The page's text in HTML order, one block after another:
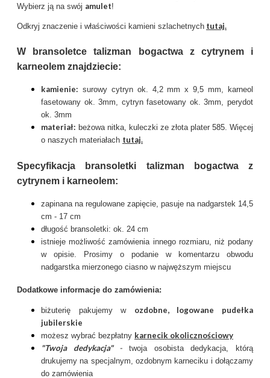
Wybierz ją na swój amulet!
Odkryj znaczenie i właściwości kamieni szlachetnych tutaj.
W bransoletce talizman bogactwa z cytrynem i
karneolem znajdziecie:
kamienie: surowy cytryn ok. 4,2 mm x 9,5 mm, karneol
fasetowany ok. 3mm, cytryn fasetowany ok. 3mm, perydot
ok. 3mm
materiał: beżowa nitka, kuleczki ze złota plater 585. Więcej
o naszych materiałach tutaj.
Specyfikacja bransoletki talizman bogactwa z
cytrynem i karneolem:
zapinana na regulowane zapięcie, pasuje na nadgarstek 14,5
cm - 17 cm
długość bransoletki: ok. 24 cm
istnieje możliwość zamówienia innego rozmiaru, niż podany
w opisie. Prosimy o podanie w komentarzu obwodu
nadgarstka mierzonego ciasno w najwęższym miejscu
Dodatkowe informacje do zamówienia:
biżuterię pakujemy w ozdobne, logowane pudełka
jubilerskie
możesz wybrać bezpłatny karnecik okolicznościowy
"Twoja dedykacja"-twoja osobista dedykacja, którą
drukujemy na specjalnym, ozdobnym karneciku i dołączamy
do zamówienia